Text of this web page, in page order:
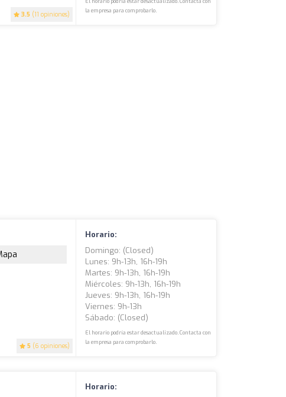
3.5 (11 opiniones)
la empresa para comprobarlo.
5 (6 opiniones)
Horario:
Domingo: (closed)
Lunes: 9h-13h, 16h-19h
Martes: 9h-13h, 16h-19h
Miércoles: 9h-13h, 16h-19h
Jueves: 9h-13h, 16h-19h
Viernes: 9h-13h
Sábado: (closed)
El horario podría estar desactualizado. Contacta con
la empresa para comprobarlo.
Horario: